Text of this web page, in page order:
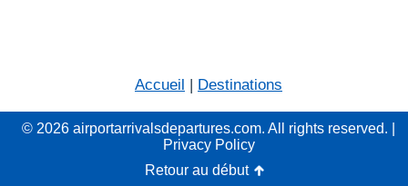
Accueil | Destinations
© 2026 airportarrivalsdepartures.com. All rights reserved. |
Privacy Policy
Retour au début